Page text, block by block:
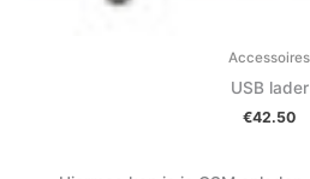
Accessoires
USB lader
€42.50